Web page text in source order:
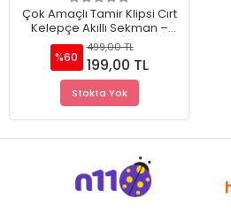
Çok Amaçlı Tamir Klipsi Cırt
Kelepçe Akıllı Sekman –
Dayanıklı Plastik Kablo Bağı
(50 Adet)
%60
499,00 TL
199,00 TL
Stokta Yok